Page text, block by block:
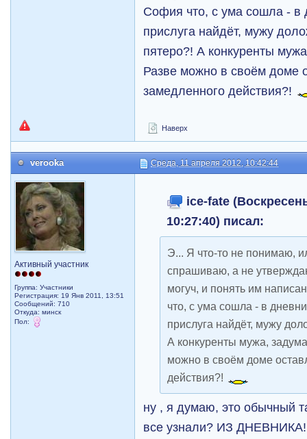
София что, с ума сошла - в
прислуга найдёт, мужу
пятеро?! А конкуренты
Разве можно в своём доме
замедленного действия?!
Наверх
verooka Среда, 11 апреля 2012, 10:42:44
Активный участник
Группа: Участники
Регистрация: 19 Янв 2011, 13:51
Сообщений: 710
Откуда: минск
Пол:
ice-fate
10:27:40) писал:
Э... Я что-то не понимаю,
спрашиваю, а не
могуч, и понять им
что, с ума сошла - в
прислуга найдёт, мужу
А конкуренты мужа,
можно в своём доме
действия?!
ну , я думаю, это обычный
все узнали? ИЗ